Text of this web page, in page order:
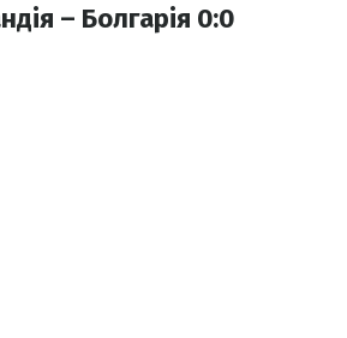
– Болгарія 0:0